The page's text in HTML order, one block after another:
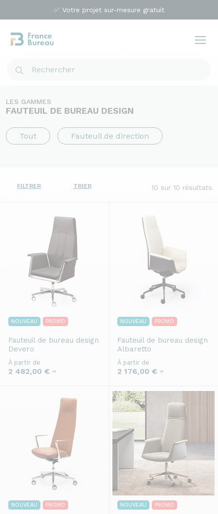
✅ Votre projet sur-mesure gratuit
LES GAMMES
FAUTEUIL DE BUREAU DESIGN
Tout Fauteuil de direction
FILTRER TRIER 10 sur 10 résultats
NOUVEAU PROMO
Fauteuil de bureau design
Devero
À partir de
2 482,00 € HT
NOUVEAU PROMO
Fauteuil de bureau design
Albaretto
À partir de
2 176,00 € HT
NOUVEAU PROMO NOUVEAU PROMO